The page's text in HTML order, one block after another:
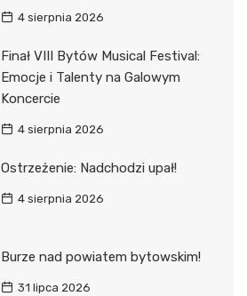
4 sierpnia 2026
Finał VIII Bytów Musical Festival:
Emocje i Talenty na Galowym
Koncercie
4 sierpnia 2026
Ostrzeżenie: Nadchodzi upał!
4 sierpnia 2026
Burze nad powiatem bytowskim!
31 lipca 2026